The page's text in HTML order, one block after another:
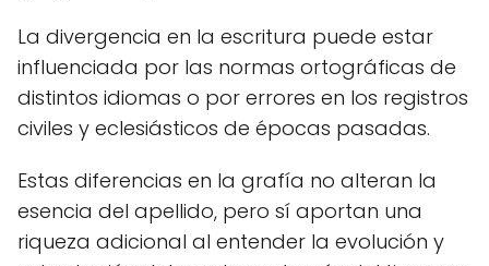
La divergencia en la escritura puede estar
influenciada por las normas ortográficas de
distintos idiomas o por errores en los registros
civiles y eclesiásticos de épocas pasadas.
Estas diferencias en la grafía no alteran la
esencia del apellido, pero sí aportan una
riqueza adicional al entender la evolución y